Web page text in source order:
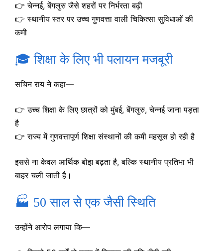
👉 चेन्नई, बेंगलुरु जैसे शहरों पर निर्भरता बढ़ी
👉 स्थानीय स्तर पर उच्च गुणवत्ता वाली चिकित्सा सुविधाओं की
कमी
🎓 शिक्षा के लिए भी पलायन मजबूरी
सचिन राय ने कहा—
👉 उच्च शिक्षा के लिए छात्रों को मुंबई, बेंगलुरु, चेन्नई जाना पड़ता
है
👉 राज्य में गुणवत्तापूर्ण शिक्षा संस्थानों की कमी महसूस हो रही है
इससे ना केवल आर्थिक बोझ बढ़ता है, बल्कि स्थानीय प्रतिभा भी
बाहर चली जाती है।
🏭 50 साल से एक जैसी स्थिति
उन्होंने आरोप लगाया कि—